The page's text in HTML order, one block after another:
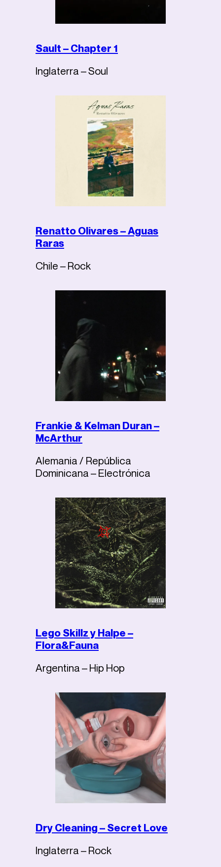
Sault – Chapter 1
Inglaterra – Soul
Renatto Olivares – Aguas
Raras
Chile – Rock
Frankie & Kelman Duran –
McArthur
Alemania / República
Dominicana – Electrónica
Lego Skillz y Halpe –
Flora&Fauna
Argentina – Hip Hop
Dry Cleaning – Secret Love
Inglaterra – Rock